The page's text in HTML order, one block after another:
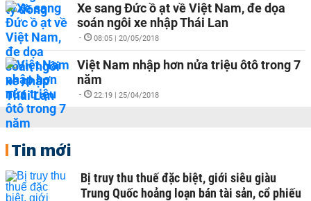
Xe sang Đức ồ ạt về Việt Nam, đe dọa
soán ngôi xe nhập Thái Lan
- 08:05 | 20/05/2018
Việt Nam nhập hơn nửa triệu ôtô trong 7
năm
- 22:19 | 25/04/2018
Tin mới
Bị truy thu thuế đặc biệt, giới siêu giàu
Trung Quốc hoảng loạn bán tài sản, cổ phiếu